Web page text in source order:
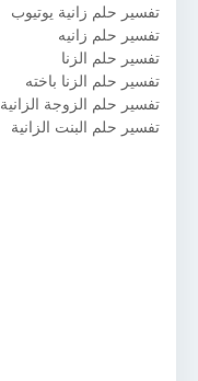
تفسير حلم زانية يوتيوب
تفسير حلم زانيه
تفسير حلم الزنا
تفسير حلم الزنا باخته
تفسير حلم الزوجة الزانية
تفسير حلم البنت الزانية